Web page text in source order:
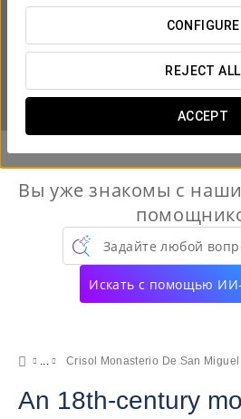
CONFIGURE
REJECT ALL
ACCEPT

Вы уже знакомы с
Задайте любой
Искать с помощью ИИ-
Crisol Monasterio De San Miguel
An 18th-century